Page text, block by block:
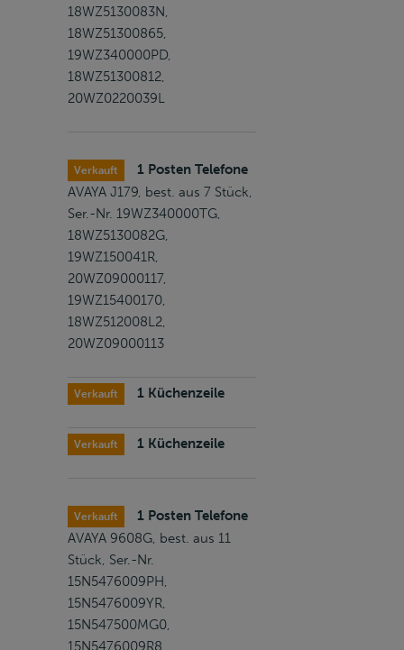
18WZ5130083N,
18WZ51300865,
19WZ340000PD,
18WZ51300812,
20WZ0220039L
Verkauft
1 Posten Telefone
AVAYA J179, best. aus 7 Stück,
Ser.-Nr. 19WZ340000TG,
18WZ5130082G,
19WZ150041R,
20WZ09000117,
19WZ15400170,
18WZ512008L2,
20WZ09000113
Verkauft 1 Küchenzeile
Verkauft 1 Küchenzeile
Verkauft
1 Posten Telefone
AVAYA 9608G, best. aus 11
Stück, Ser.-Nr.
15N5476009PH,
15N5476009YR,
15N547500MG0,
15N5476009R8,